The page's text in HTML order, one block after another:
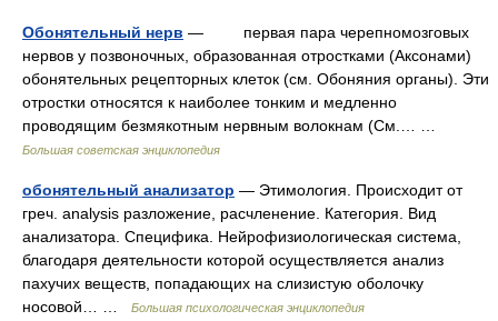
Обонятельный нерв — первая пара черепномозговых
нервов у позвоночных, образованная отростками (Аксонами)
обонятельных рецепторных клеток (см. Обоняния органы). Эти
отростки относятся к наиболее тонким и медленно
проводящим безмякотным нервным волокнам (См.… …
Большая советская энциклопедия
обонятельный анализатор — Этимология. Происходит от
греч. analysis разложение, расчленение. Категория. Вид
анализатора. Специфика. Нейрофизиологическая система,
благодаря деятельности которой осуществляется анализ
пахучих веществ, попадающих на слизистую оболочку
носовой… …
Большая психологическая энциклопедия